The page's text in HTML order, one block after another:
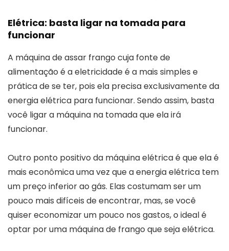
Elétrica: basta ligar na tomada para
funcionar
A máquina de assar frango cuja fonte de
alimentação é a eletricidade é a mais simples e
prática de se ter, pois ela precisa exclusivamente da
energia elétrica para funcionar. Sendo assim, basta
você ligar a máquina na tomada que ela irá
funcionar.
Outro ponto positivo da máquina elétrica é que ela é
mais econômica uma vez que a energia elétrica tem
um preço inferior ao gás. Elas costumam ser um
pouco mais difíceis de encontrar, mas, se você
quiser economizar um pouco nos gastos, o ideal é
optar por uma máquina de frango que seja elétrica.